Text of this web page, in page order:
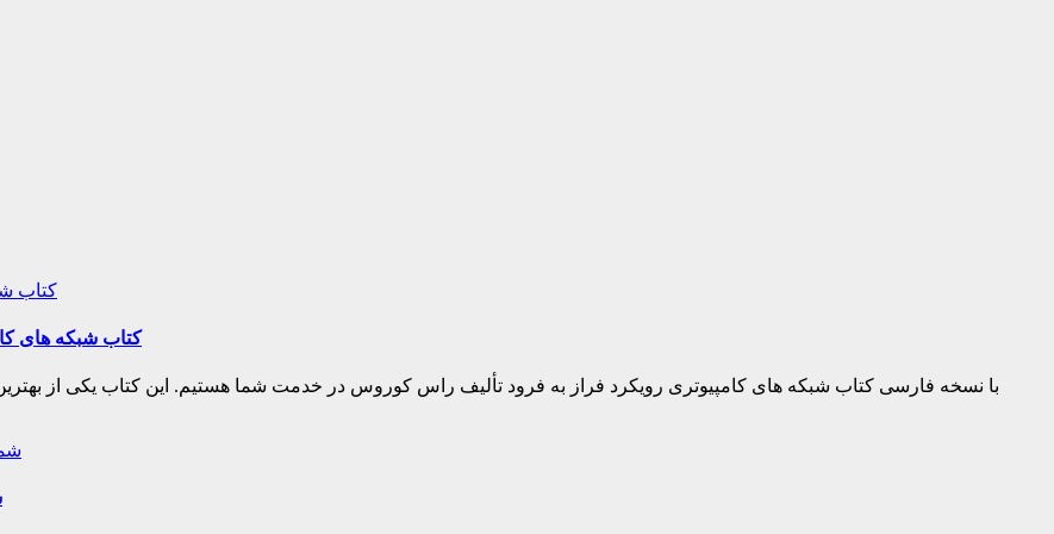
کتاب شبکه های
با نسخه فارسی کتاب شبکه های کامپیوتری رویکرد فراز به فرود تألیف راس کوروس در خدمت شما هستیم. این کتاب یکی از بهترین